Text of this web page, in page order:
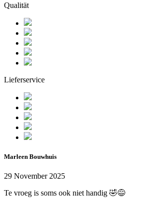
Qualität
Lieferservice
Marleen Bouwhuis
29 November 2025
Te vroeg is soms ook niet handig 🤣😅